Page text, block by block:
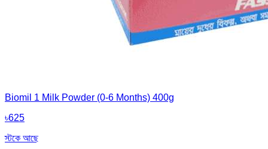
Biomil 1 Milk Powder (0-6 Months) 400g
৳625
স্টকে আছে